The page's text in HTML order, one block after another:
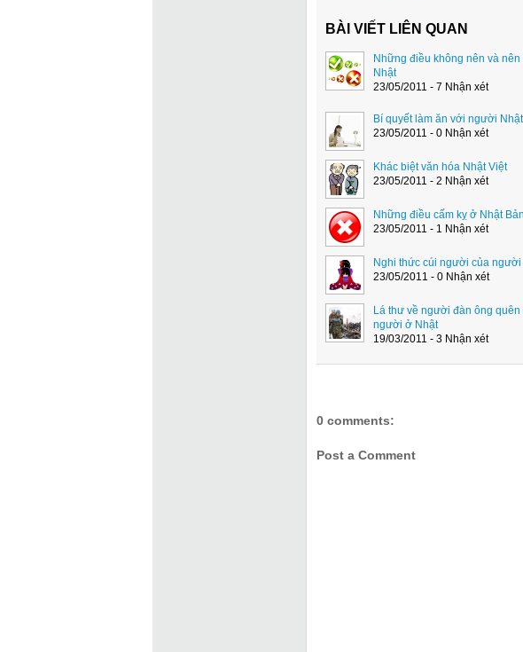
BÀI VIẾT LIÊN QUAN
Những điều không nên và
Nhật
23/05/2011 - 7 Nhận xét
Bí quyết làm ăn với người Nhật
23/05/2011 - 0 Nhận xét
Khác biệt văn hóa Nhật Việt
23/05/2011 - 2 Nhận xét
Những điều cấm kỵ ở Nhật Bản
23/05/2011 - 1 Nhận xét
Nghi thức cúi người của người
23/05/2011 - 0 Nhận xét
Lá thư về người đàn ông
người ở Nhật
19/03/2011 - 3 Nhận xét
0 comments:
Post a Comment